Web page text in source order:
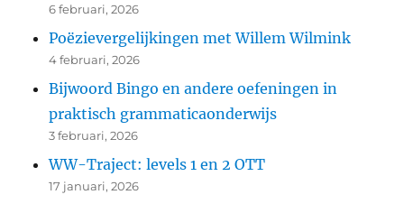
6 februari, 2026
Poëzievergelijkingen met Willem Wilmink
4 februari, 2026
Bijwoord Bingo en andere oefeningen in
praktisch grammaticaonderwijs
3 februari, 2026
WW-Traject: levels 1 en 2 OTT
17 januari, 2026